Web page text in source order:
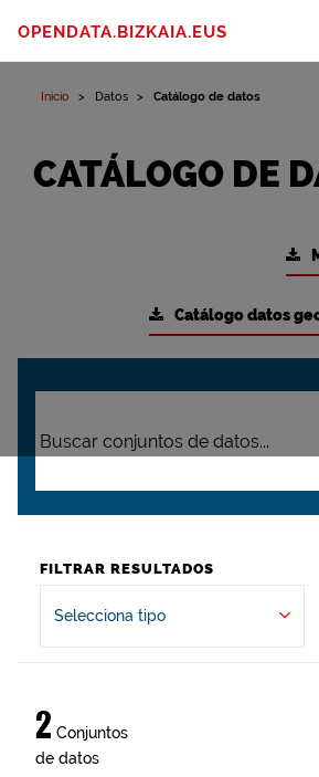
OPENDATA.BIZKAIA.EUS
Inicio Datos Catálogo de datos
CATÁLOGO DE
Catálogo datos
FILTRAR RESULTADOS
Selecciona tipo
2 Conjuntos
de datos